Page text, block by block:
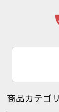
商品カテゴ